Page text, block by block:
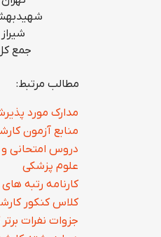
شیراز
جمع
مطالب مرتبط:
مدارک مورد
منابع آزمون
دروس امتحانی و
علوم پزشکی
کارنامه رتبه
کلاس کنکور
جزوات نفرات